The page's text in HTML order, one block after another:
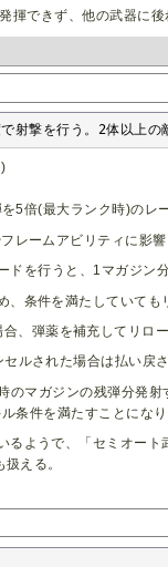
できず、他の武器に後
射撃を行う。2体以上の
5倍(最大ランク時)のレ
レームアビリティに影響
ドを行うと、1マガジン
条件を満たしていても
、弾薬を補充してリロ
ルされた場合は払い戻さ
マガジンの残弾分発射
条件を満たすことにな
るようで、「セミオー
える。